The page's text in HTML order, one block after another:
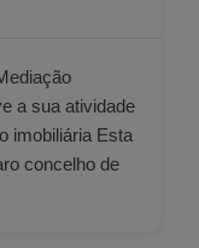
a sua atividade
imobiliária Esta
concelho de